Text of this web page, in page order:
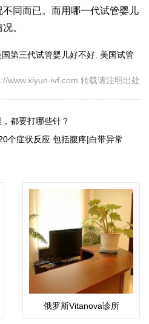
同而已。而用哪一代试管婴儿
。
国第三代试管婴儿好不好 美国试管
www.xiyun-ivf.com 转载请注明出处
都要打哪些针？
个症状反应 包括腹疼|白带异常
俄罗斯Vitanova诊所